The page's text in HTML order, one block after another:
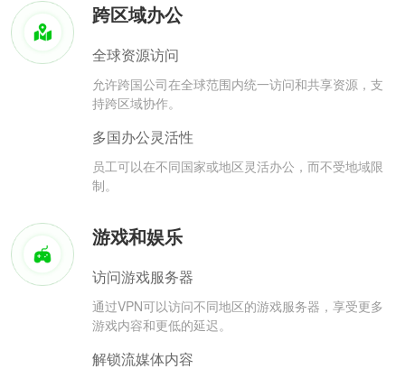
跨区域办公
全球资源访问
允许跨国公司在全球范围内统一访问和共享资源，支
持跨区域协作。
多国办公灵活性
员工可以在不同国家或地区灵活办公，而不受地域限
制。
游戏和娱乐
访问游戏服务器
通过VPN可以访问不同地区的游戏服务器，享受更多
游戏内容和更低的延迟。
解锁流媒体内容